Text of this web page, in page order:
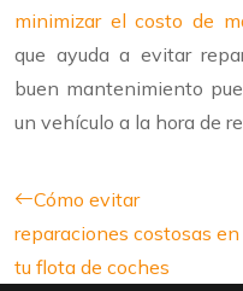
minimizar el costo de
que ayuda a evitar
buen mantenimiento
un vehículo a la hora de
Cómo evitar
reparaciones costosas en
tu flota de coches